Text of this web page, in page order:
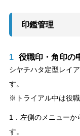
印鑑管理
1 役職印・角印の
シヤチハタ定型レイ
す。
※トライアル中は役職
1．左側のメニューか
す。